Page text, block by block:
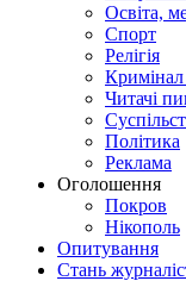
Освіта,
Спорт
Релігія
Кримінал
Читачі
Політика
Реклама
Оголошення
Покров
Нікополь
Опитування
Стань